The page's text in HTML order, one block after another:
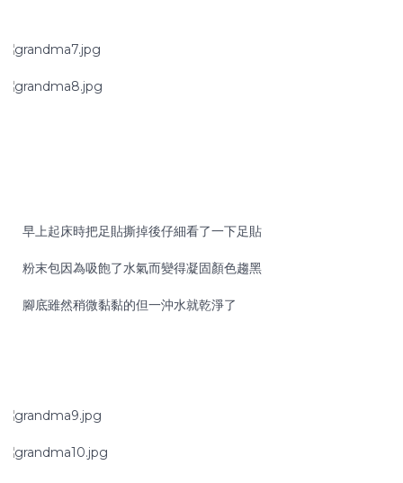
BloggerAds 部落格行銷
早上起床時把足貼撕掉後仔細看了一下足貼
粉末包因為吸飽了水氣而變得凝固顏色趨黑
腳底雖然稍微黏黏的但一沖水就乾淨了